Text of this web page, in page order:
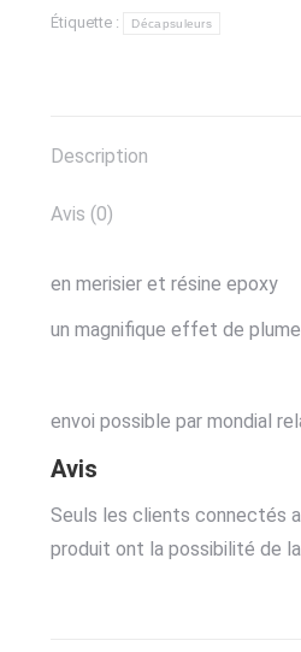
Étiquette : Décapsuleurs
Description
Avis (0)
en merisier et résine epoxy
un magnifique effet de
envoi possible par mondial
Avis
Seuls les clients connectés
produit ont la possibilité de